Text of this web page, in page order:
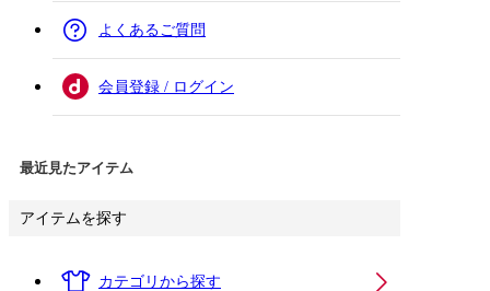
よくあるご質問
会員登録 / ログイン
最近見たアイテム
アイテムを探す
カテゴリから探す